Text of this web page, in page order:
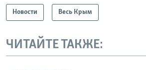
Новости Весь Крым
ЧИТАЙТЕ ТАКЖЕ: